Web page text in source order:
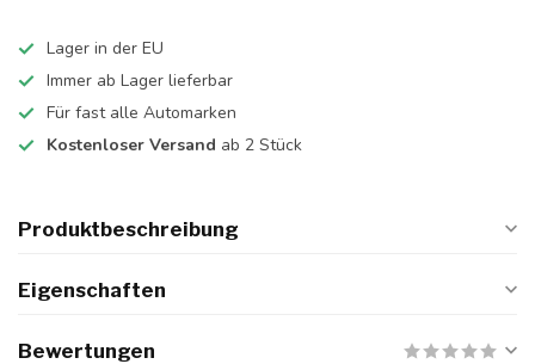
Lager in der EU
Immer ab Lager lieferbar
Für fast alle Automarken
Kostenloser Versand ab 2 Stück
Produktbeschreibung
Eigenschaften
Bewertungen